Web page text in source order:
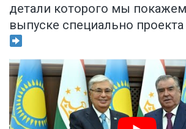
детали которого мы
выпуске специально проекта